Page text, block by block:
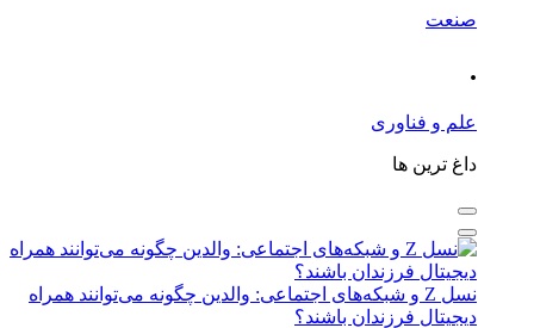
صنعت
.
علم و فناوری
داغ ترین ها
نسل Z و شبکه‌های اجتماعی: والدین چگونه می‌توانند همراه
دیجیتال فرزندان باشند؟